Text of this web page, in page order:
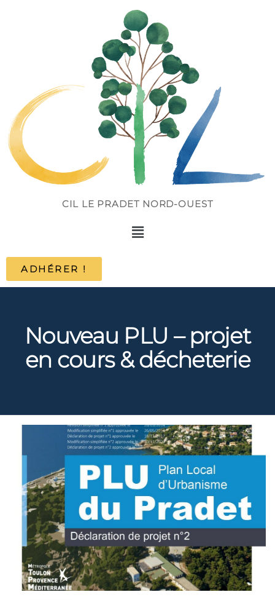
CIL LE PRADET NORD-OUEST
ADHÉRER !
Nouveau PLU – projet
en cours & décheterie